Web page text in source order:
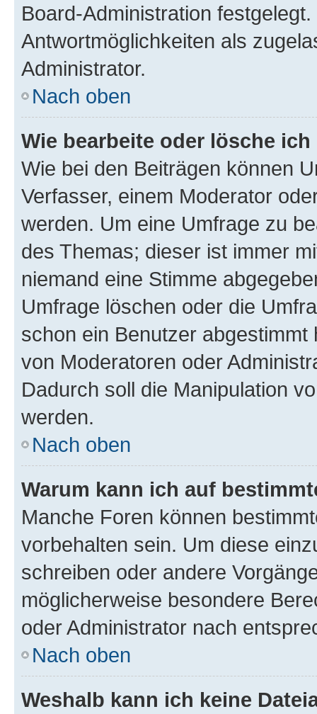
Board-Administration
Antwortmöglichkeiten als
Administrator.
Nach oben
Wie bearbeite oder lösche
Wie bei den Beiträgen können
Verfasser, einem Moderator
werden. Um eine Umfrage zu
des Themas; dieser ist immer
niemand eine Stimme
Umfrage löschen oder die
schon ein Benutzer
von Moderatoren oder
Dadurch soll die Manipulation
werden.
Nach oben
Warum kann ich auf
Manche Foren können
vorbehalten sein. Um diese
schreiben oder andere
möglicherweise besondere
oder Administrator nach
Nach oben
Weshalb kann ich keine